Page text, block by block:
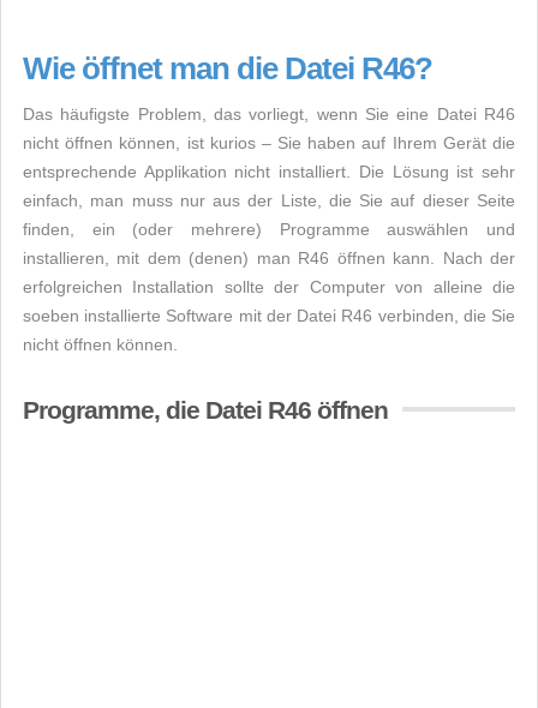
Wie öffnet man die Datei R46?
Das häufigste Problem, das vorliegt, wenn Sie eine Datei R46
nicht öffnen können, ist kurios – Sie haben auf Ihrem Gerät die
entsprechende Applikation nicht installiert. Die Lösung ist sehr
einfach, man muss nur aus der Liste, die Sie auf dieser Seite
finden, ein (oder mehrere) Programme auswählen und
installieren, mit dem (denen) man R46 öffnen kann. Nach der
erfolgreichen Installation sollte der Computer von alleine die
soeben installierte Software mit der Datei R46 verbinden, die Sie
nicht öffnen können.
Programme, die Datei R46 öffnen